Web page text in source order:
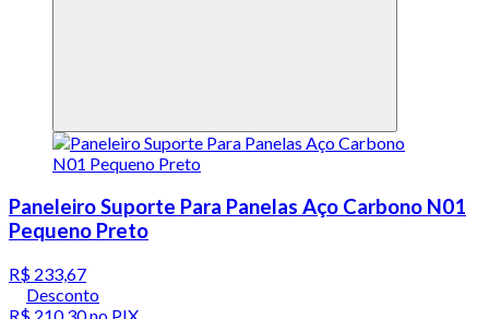
Paneleiro Suporte Para Panelas Aço Carbono N01
Pequeno Preto
R$ 233,67
Desconto
R$ 210,30no PIX